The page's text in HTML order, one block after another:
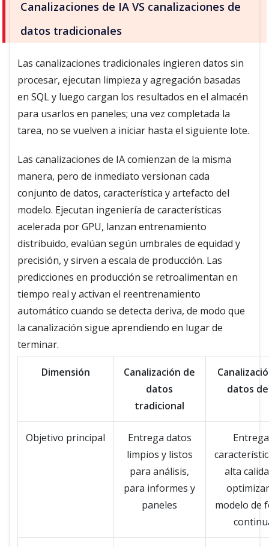
Canalizaciones de IA VS canalizaciones de
datos tradicionales
Las canalizaciones tradicionales ingieren datos sin
procesar, ejecutan limpieza y agregación basadas
en SQL y luego cargan los resultados en el almacén
para usarlos en paneles; una vez completada la
tarea, no se vuelven a iniciar hasta el siguiente lote.
Las canalizaciones de IA comienzan de la misma
manera, pero de inmediato versionan cada
conjunto de datos, característica y artefacto del
modelo. Ejecutan ingeniería de características
acelerada por GPU, lanzan entrenamiento
distribuido, evalúan según umbrales de equidad y
precisión, y sirven a escala de producción. Las
predicciones en producción se retroalimentan en
tiempo real y activan el reentrenamiento
automático cuando se detecta deriva, de modo que
la canalización sigue aprendiendo en lugar de
terminar.
Dimensión
Canalización de
datos
tradicional
datos
Objetivo principal
Entrega datos
limpios y listos
para análisis,
para informes y
paneles
alta
modelo de